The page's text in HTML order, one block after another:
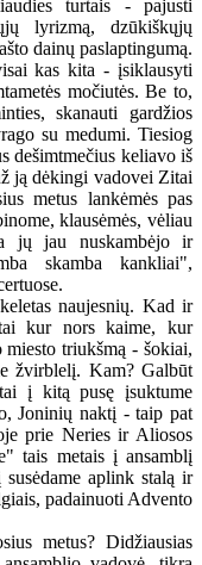
turtais - pajusti
lyrizmą, dzūkiškųjų
dainų paslaptingumą.
kas kita - įsiklausyti
močiutės. Be to,
skanauti gardžios
su medumi. Tiesiog
dešimtmečius keliavo iš
ją dėkingi vadovei Zitai
metus lankėmės pas
klausėmės, vėliau
jų jau nuskambėjo ir
skamba kankliai",
naujesnių. Kad ir
kur nors kaime, kur
miesto triukšmą - šokiai,
žvirblelį. Kam? Galbūt
į kitą pusę įsuktume
Joninių naktį - taip pat
prie Neries ir Aliosos
tais metais į ansamblį
aplink stalą ir
padainuoti Advento
metus? Didžiausias